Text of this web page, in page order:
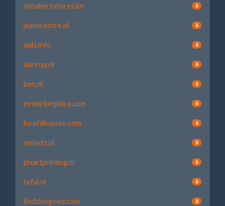
sneakersstores.be 6
jeanscentre.nl 6
qula.info 6
donnay.nl 6
ben.nl 6
mrmarketplace.com 6
hoofdkussen.com 6
nisbets.nl 6
pixartprinting.nl 6
tefal.nl 6
Beddengoed.com 6